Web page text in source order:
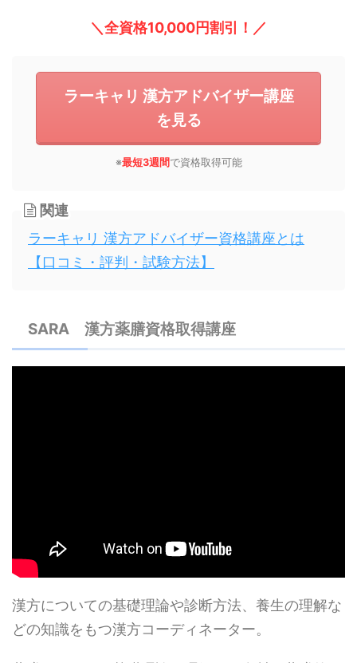
＼全資格10,000円割引！／
ラーキャリ 漢方アドバイザー講座
を見る
※最短3週間 で資格取得可能
関連
ラーキャリ 漢方アドバイザー資格講座とは
【口コミ・評判・試験方法】
SARA 漢方薬膳資格取得講座
漢方についての基礎理論や診断方法、養生の理解な
どの知識をもつ漢方コーディネーター。